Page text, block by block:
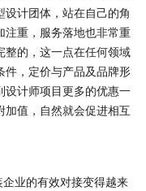
计团体，站在自己的角
注重，服务落地也非常重
整的，这一点在任何领域
件，定价与产品及品牌形
设计师项目更多的优惠一
值，自然就会促进相互
业的有效对接变得越来